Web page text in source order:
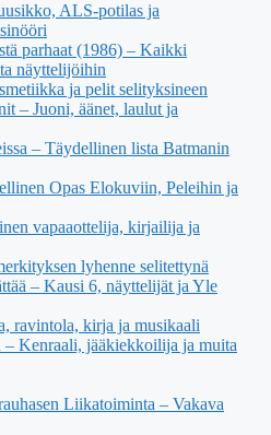
ALS-potilas ja
parhaat (1986) – Kaikki
näyttelijöihin
ja pelit selityksineen
– Juoni, äänet, laulut ja
– Täydellinen lista Batmanin
Opas Elokuviin, Peleihin ja
vapaaottelija, kirjailija ja
lyhenne selitettynä
– Kausi 6, näyttelijät ja Yle
ravintola, kirja ja musikaali
Kenraali, jääkiekkoilija ja muita
Liikatoiminta – Vakava